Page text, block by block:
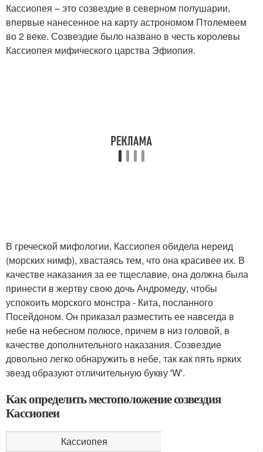
Кассиопея – это созвездие в северном полушарии,
впервые нанесенное на карту астрономом Птолемеем
во 2 веке. Созвездие было названо в честь королевы
Кассиопея мифического царства Эфиопия.
В греческой мифологии, Кассиопея обидела нереид
(морских нимф), хвастаясь тем, что она красивее их. В
качестве наказания за ее тщеславие, она должна была
принести в жертву свою дочь Андромеду, чтобы
успокоить морского монстра - Кита, посланного
Посейдоном. Он приказал разместить ее навсегда в
небе на небесном полюсе, причем в низ головой, в
качестве дополнительного наказания. Созвездие
довольно легко обнаружить в небе, так как пять ярких
звезд образуют отличительную букву 'W'.
Как определить местоположение созвездия
Кассиопеи
Кассиопея